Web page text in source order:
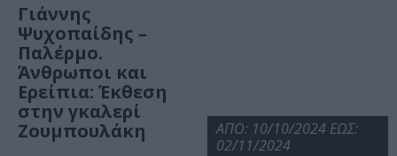
Γιάννης
Ψυχοπαίδης –
Παλέρμο.
Άνθρωποι και
Ερείπια: Έκθεση
στην γκαλερί
Ζουμπουλάκη
ΑΠΟ: 10/10/2024 ΕΩΣ:
02/11/2024